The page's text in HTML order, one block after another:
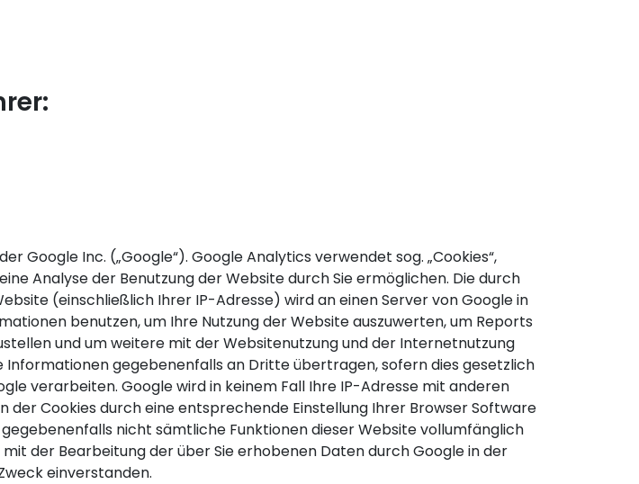
Google Inc. („Google“). Google Analytics verwendet sog. „Cookies“,
Analyse der Benutzung der Website durch Sie ermöglichen. Die durch
(einschließlich Ihrer IP-Adresse) wird an einen Server von Google in
benutzen, um Ihre Nutzung der Website auszuwerten, um Reports
und um weitere mit der Websitenutzung und der Internetnutzung
gegebenenfalls an Dritte übertragen, sofern dies gesetzlich
verarbeiten. Google wird in keinem Fall Ihre IP-Adresse mit anderen
der Cookies durch eine entsprechende Einstellung Ihrer Browser Software
nicht sämtliche Funktionen dieser Website vollumfänglich
der Bearbeitung der über Sie erhobenen Daten durch Google in der
einverstanden.